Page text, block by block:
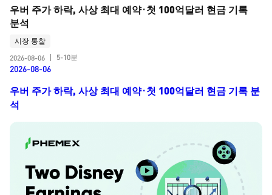
우버 주가 하락, 사상 최대 예약·첫 100억달러 현금 기록
분석
시장 통찰
2026-08-06
5-10분
2026-08-06
우버 주가 하락, 사상 최대 예약·첫 100억달러 현금 기록 분
석